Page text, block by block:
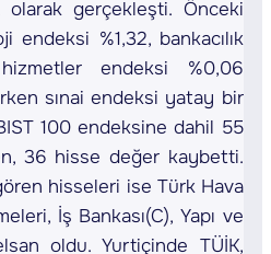
olarak gerçekleşti. Önceki
endeksi %1,32, bankacılık
endeksi %0,06
sınai endeksi yatay bir
100 endeksine dahil 55
36 hisse değer kaybetti.
hisseleri ise Türk Hava
İş Bankası(C), Yapı ve
oldu. Yurtiçinde TÜİK,